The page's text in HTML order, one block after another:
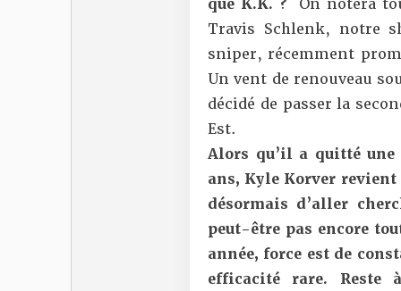
que K.K. ? On notera
Travis Schlenk, notre
sniper, récemment
Un vent de renouveau
décidé de passer la
Est.
Alors qu’il a quitté
ans, Kyle Korver
désormais d’aller
peut-être pas encore
année, force est de
efficacité rare.